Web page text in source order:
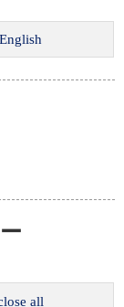
all